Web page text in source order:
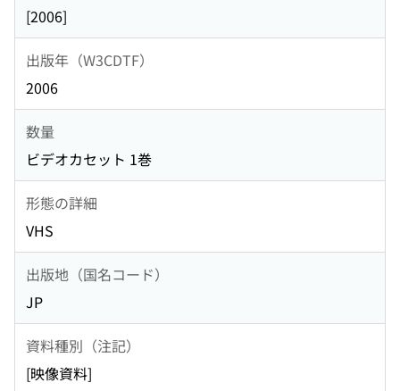
[2006]
出版年（W3CDTF）
2006
数量
ビデオカセット 1巻
形態の詳細
VHS
出版地（国名コード）
JP
資料種別（注記）
[映像資料]